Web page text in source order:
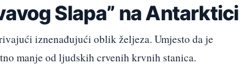
Slapa” na Antarktici
iznenađujući oblik željeza. Umjesto da je
manje od ljudskih crvenih krvnih stanica.